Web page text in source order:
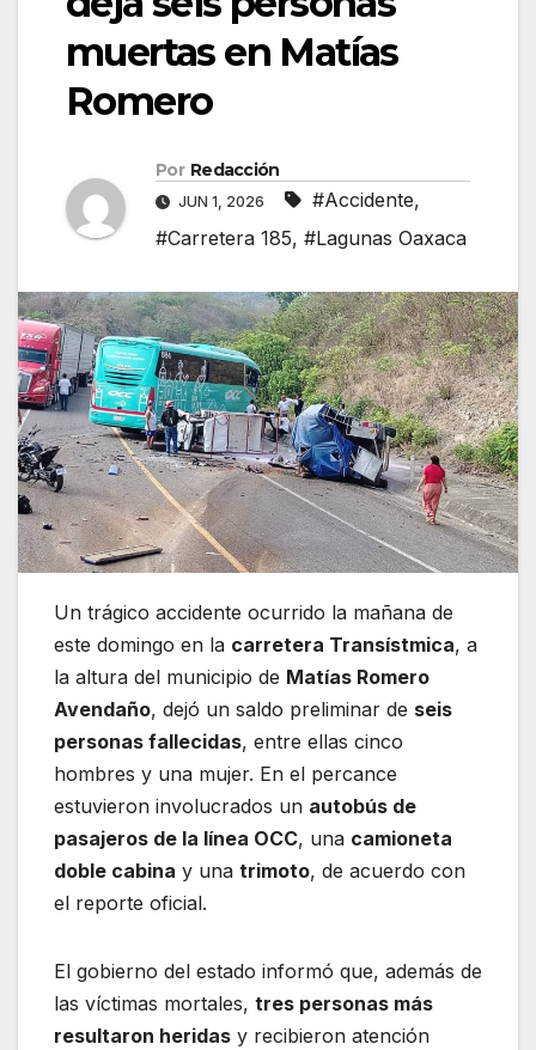
muertas en Matías
Romero
Por Redacción
JUN 1, 2026 #Accidente,
#Carretera 185, #Lagunas Oaxaca
Un trágico accidente ocurrido la mañana de
este domingo en la carretera Transístmica, a
la altura del municipio de Matías Romero
Avendaño, dejó un saldo preliminar de seis
personas fallecidas, entre ellas cinco
hombres y una mujer. En el percance
estuvieron involucrados un autobús de
pasajeros de la línea OCC, una camioneta
doble cabina y una trimoto, de acuerdo con
el reporte oficial.
El gobierno del estado informó que, además de
las víctimas mortales, tres personas más
resultaron heridas y recibieron atención